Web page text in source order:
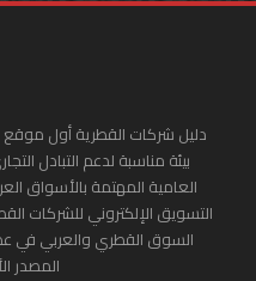
دليل شركات القطرية أول
بيئة مناسبة لدعم التبادل
العامية المهتمة بالأسواق
التسويق الإلكتروني للشركات
السوق القطري والعربي في
المصدر